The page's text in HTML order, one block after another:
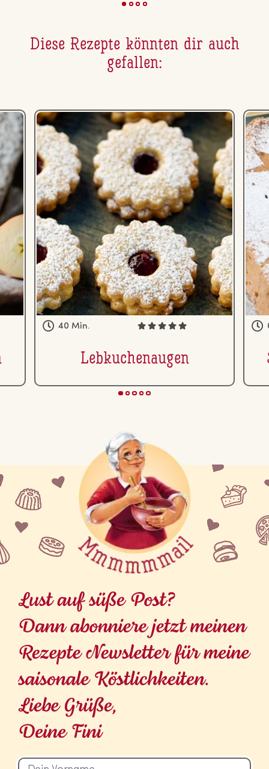
Diese Rezepte könnten dir auch
gefallen:
40 Min.
Leb­ku­chen­au­gen